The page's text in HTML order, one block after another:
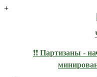
+
❗❗ Партизаны -